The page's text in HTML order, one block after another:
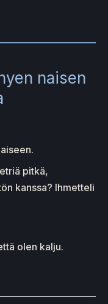
naisen
pitkä,
kanssa? Ihmetteli
olen kalju.